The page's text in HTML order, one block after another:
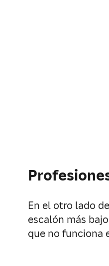
En el otro lado
escalón más
que no funciona